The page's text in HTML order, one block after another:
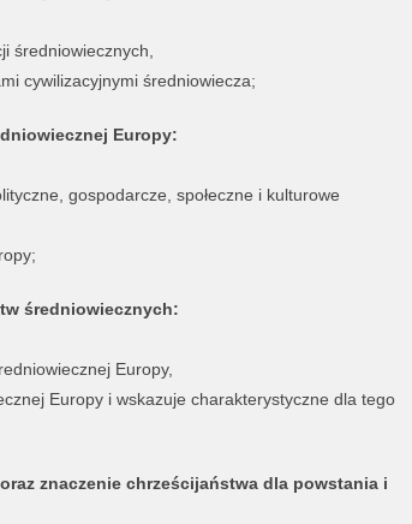
średniowiecznych,
cywilizacyjnymi średniowiecza;
Europy:
gospodarcze, społeczne i kulturowe
średniowiecznych:
Europy,
Europy i wskazuje charakterystyczne dla tego
znaczenie chrześcijaństwa dla powstania i